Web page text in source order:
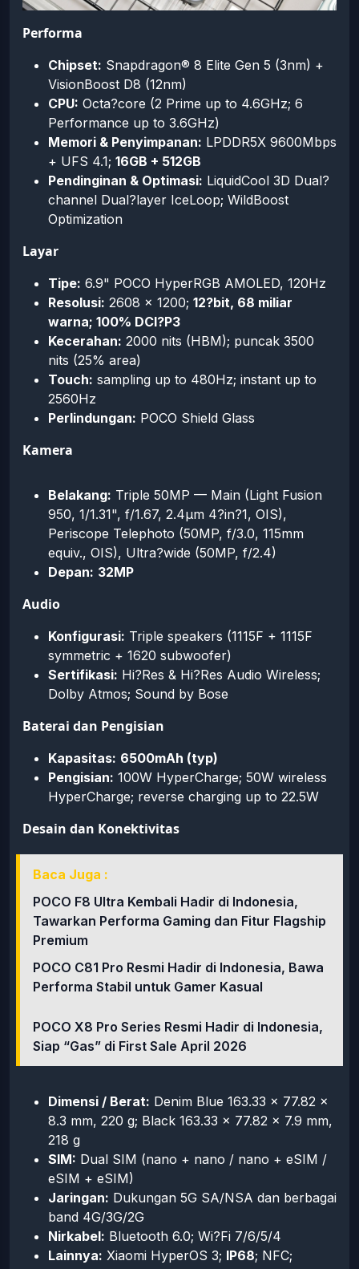
Performa
Chipset: Snapdragon® 8 Elite Gen 5 (3nm) +
VisionBoost D8 (12nm)
CPU: Octa?core (2 Prime up to 4.6GHz; 6
Performance up to 3.6GHz)
Memori & Penyimpanan: LPDDR5X 9600Mbps
+ UFS 4.1; 16GB + 512GB
Pendinginan & Optimasi: LiquidCool 3D Dual?
channel Dual?layer IceLoop; WildBoost
Optimization
Layar
Tipe: 6.9" POCO HyperRGB AMOLED, 120Hz
Resolusi: 2608 × 1200; 12?bit, 68 miliar
warna; 100% DCI?P3
Kecerahan: 2000 nits (HBM); puncak 3500
nits (25% area)
Touch: sampling up to 480Hz; instant up to
2560Hz
Perlindungan: POCO Shield Glass
Kamera
Belakang: Triple 50MP — Main (Light Fusion
950, 1/1.31", f/1.67, 2.4μm 4?in?1, OIS),
Periscope Telephoto (50MP, f/3.0, 115mm
equiv., OIS), Ultra?wide (50MP, f/2.4)
Depan: 32MP
Audio
Konfigurasi: Triple speakers (1115F + 1115F
symmetric + 1620 subwoofer)
Sertifikasi: Hi?Res & Hi?Res Audio Wireless;
Dolby Atmos; Sound by Bose
Baterai dan Pengisian
Kapasitas: 6500mAh (typ)
Pengisian: 100W HyperCharge; 50W wireless
HyperCharge; reverse charging up to 22.5W
Desain dan Konektivitas
Baca Juga :
POCO F8 Ultra Kembali Hadir di Indonesia,
Tawarkan Performa Gaming dan Fitur Flagship
Premium
POCO C81 Pro Resmi Hadir di Indonesia, Bawa
Performa Stabil untuk Gamer Kasual
POCO X8 Pro Series Resmi Hadir di Indonesia,
Siap “Gas” di First Sale April 2026
Dimensi / Berat: Denim Blue 163.33 × 77.82 ×
8.3 mm, 220 g; Black 163.33 × 77.82 × 7.9 mm,
218 g
SIM: Dual SIM (nano + nano / nano + eSIM /
eSIM + eSIM)
Jaringan: Dukungan 5G SA/NSA dan berbagai
band 4G/3G/2G
Nirkabel: Bluetooth 6.0; Wi?Fi 7/6/5/4
Lainnya: Xiaomi HyperOS 3; IP68; NFC;